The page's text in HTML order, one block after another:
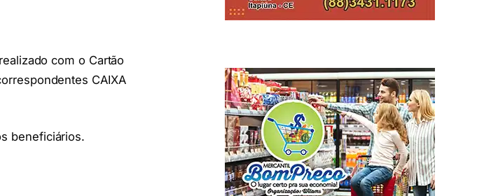
com o Cartão
CAIXA
beneficiários.